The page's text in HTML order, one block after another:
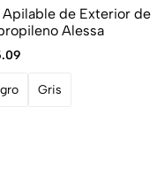
Apilable de Exterior de
Alessa
Gris